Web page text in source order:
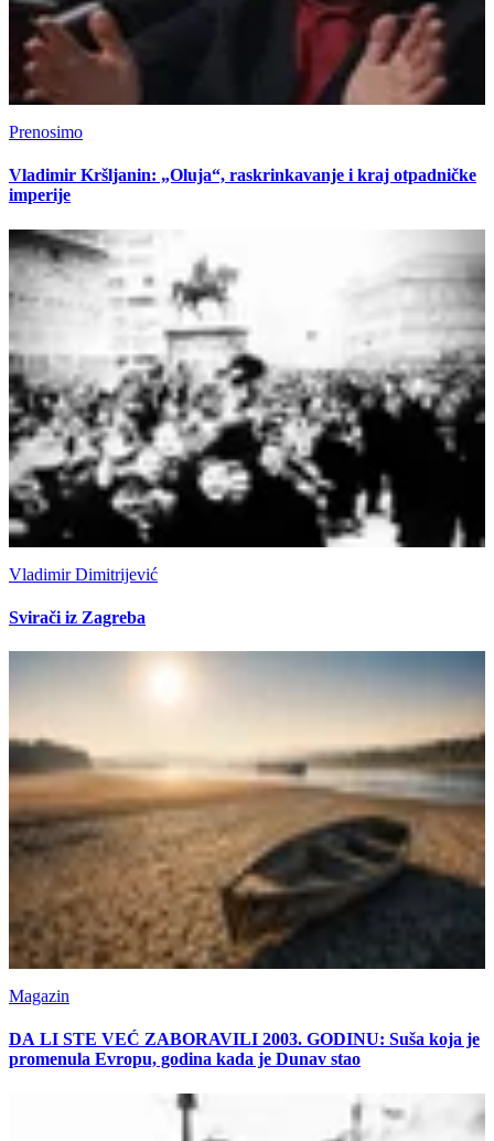
Prenosimo
Vladimir Kršljanin: „Oluja“, raskrinkavanje i kraj otpadničke
imperije
Vladimir Dimitrijević
Svirači iz Zagreba
Magazin
DA LI STE VEĆ ZABORAVILI 2003. GODINU: Suša koja je
promenula Evropu, godina kada je Dunav stao